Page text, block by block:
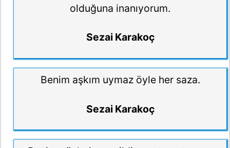
olduğuna inanıyorum.
Sezai Karakoç
Benim aşkım uymaz öyle her saza.
Sezai Karakoç